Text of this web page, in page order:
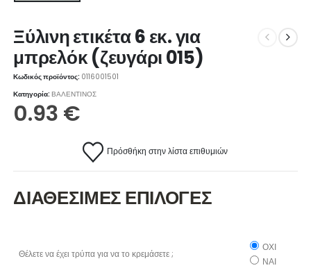
Ξύλινη ετικέτα 6 εκ. για
μπρελόκ (ζευγάρι 015)
Κωδικός προϊόντος: 0116001501
Κατηγορία:ΒΑΛΕΝΤΙΝΟΣ
0.93 €
Πρόσθήκη στην λίστα επιθυμιών
ΔΙΑΘΕΣΙΜΕΣ ΕΠΙΛΟΓΕΣ
Θέλετε να έχει τρύπα για να το κρεμάσετε ;
ΟΧΙ
ΝΑΙ